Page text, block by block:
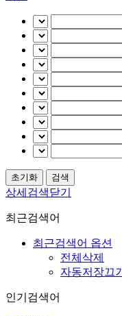
상세검색닫기
최근검색어
최근검색어 옵션
전체삭제
자동저장끄기
인기검색어